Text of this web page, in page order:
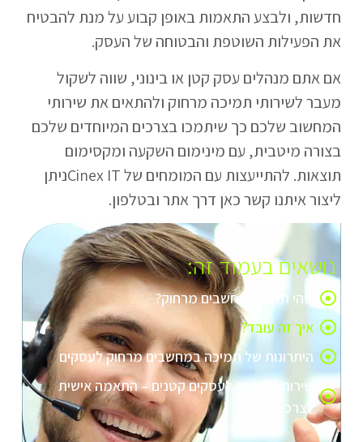
חדשות, ולבצע התאמות באופן קבוע על מנת להבטיח
את הפעילות השוטפת והבטוחה של העסק.
אם אתם מנהלים עסק קטן או בינוני, שווה לשקול
מעבר לשירותי תמיכה מרחוק ולהתאים את שירותי
המחשוב שלכם כך שיתמכו בצרכים המיוחדים שלכם
בצורה מיטבית, עם מינימום השקעה ומקסימום
תוצאות. להתייעצות עם המומחים של Cinex ITניתן
ליצור איתנו קשר כאן דרך אתר ובטלפון.
נושאים בעמוד זה:
מהי תמיכת מחשבים מרחוק?
איך זה עובד?
היתרונות של תמיכה במחשבים מרחוק לעסקים
שירותי מחשוב לעסקים קטנים – התאמה אישית
לצרכי העסק